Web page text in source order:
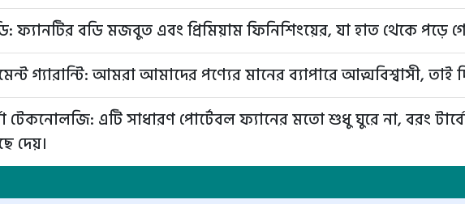
ফ্যানটির বডি মজবুত এবং প্রিমিয়াম ফিনিশিংয়ের, যা হাত থেকে পড়ে
গ্যারান্টি: আমরা আমাদের পণ্যের মানের ব্যাপারে আত্মবিশ্বাসী,
টেকনোলজি: এটি সাধারণ পোর্টেবল ফ্যানের মতো শুধু ঘুরে না, বরং
দেয়।